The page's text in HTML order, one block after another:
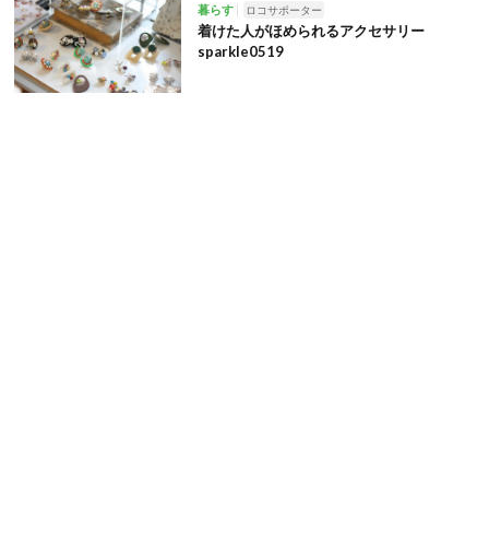
暮らす ロコサポーター
着けた人がほめられるアクセサリー
sparkle0519